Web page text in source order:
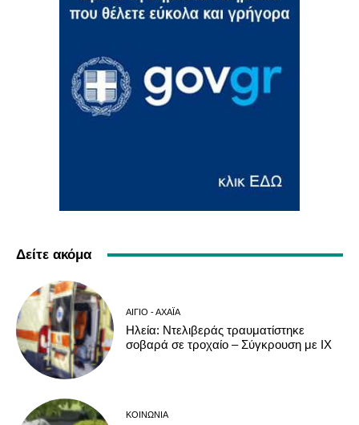
Δείτε ακόμα
ΑΊΓΙΟ - ΑΧΑΪ́Α
Ηλεία: Ντελιβεράς τραυματίστηκε
σοβαρά σε τροχαίο – Σύγκρουση με ΙΧ
ΚΟΙΝΩΝΊΑ